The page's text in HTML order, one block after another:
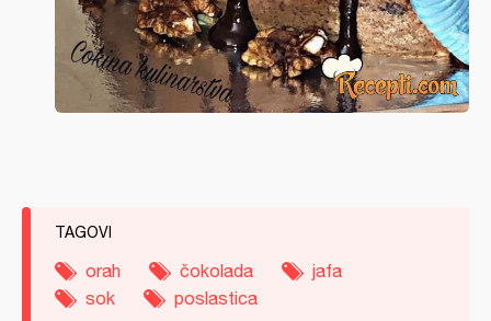
TAGOVI
orah čokolada
jafa
sok
poslastica